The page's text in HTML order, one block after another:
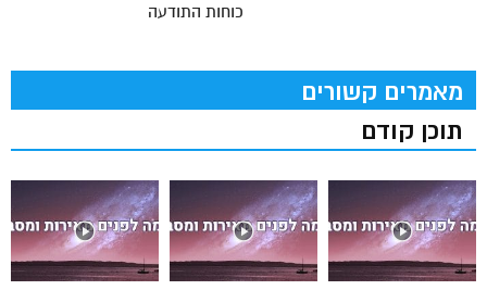
כוחות התודעה
מאמרים קשורים
תוכן קודם